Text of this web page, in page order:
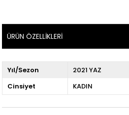
ÜRÜN ÖZELLIKLERI
Yıl/Sezon
2021 YAZ
Cinsiyet
KADIN